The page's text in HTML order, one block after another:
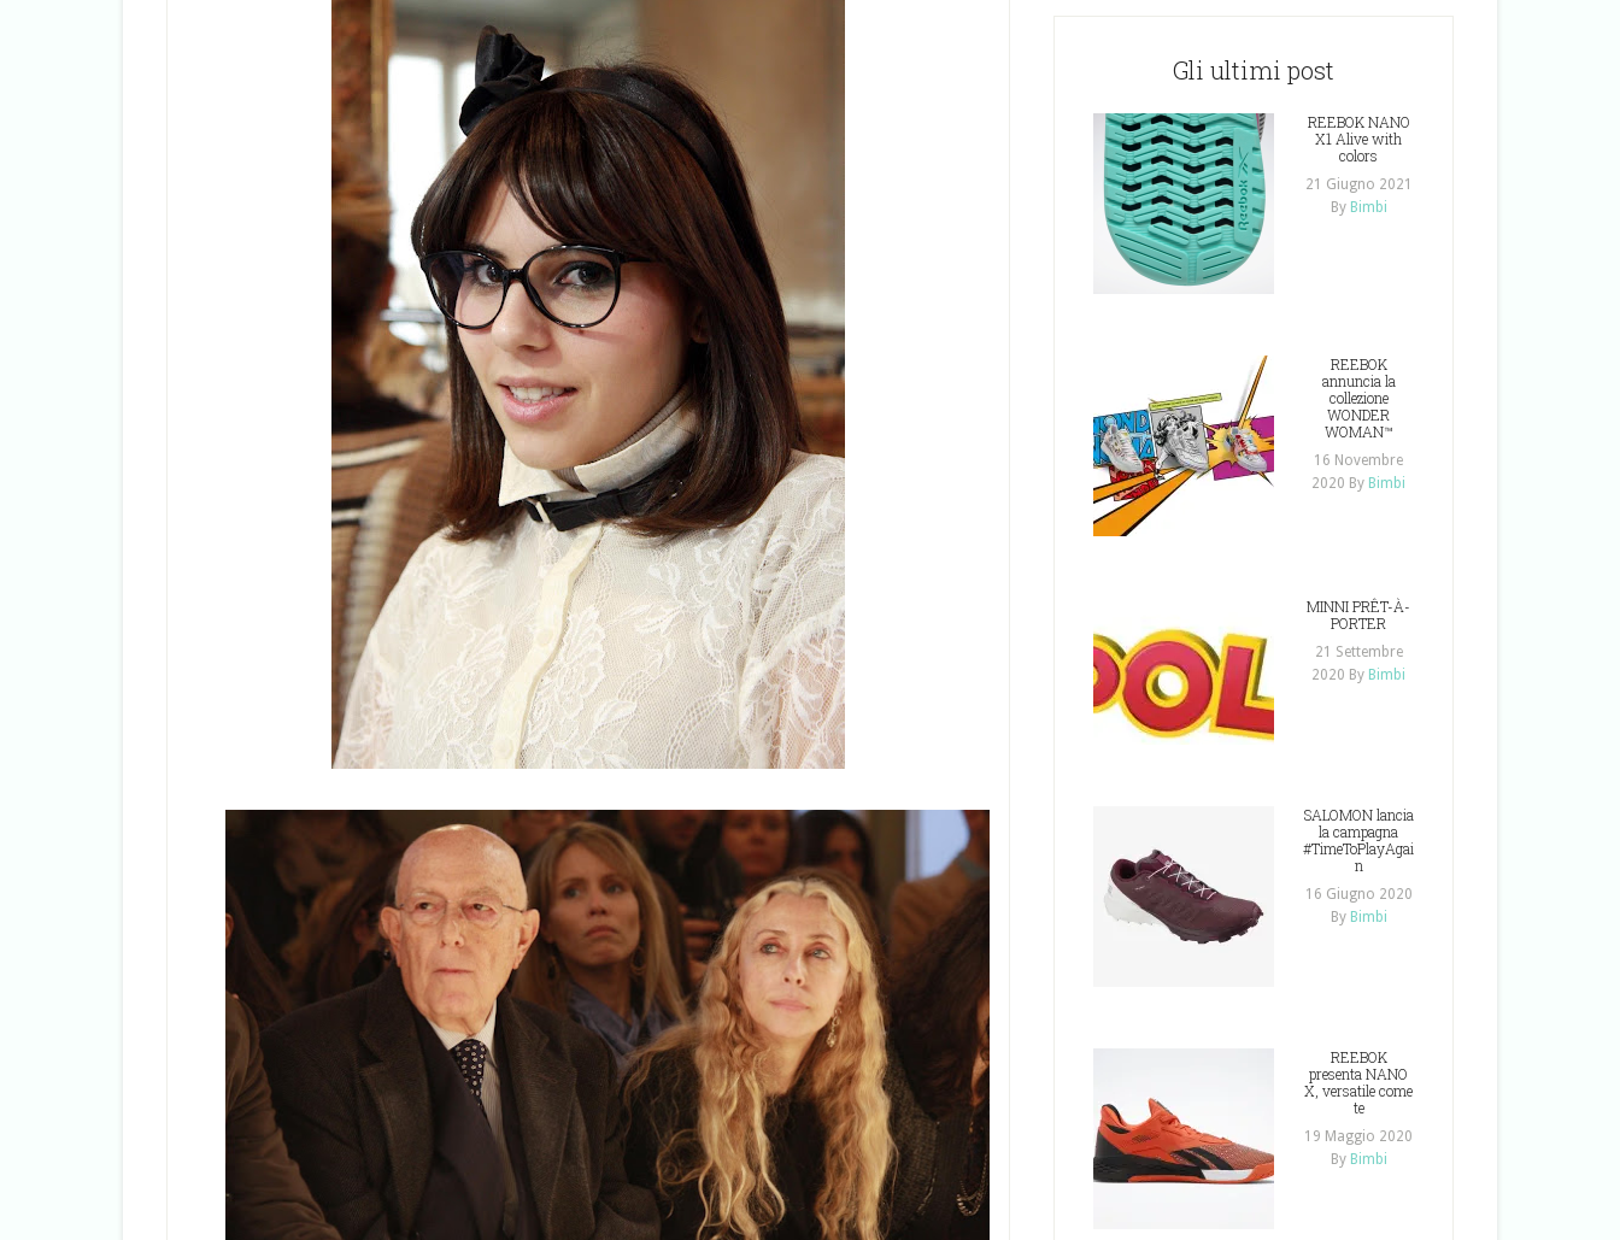
Gli ultimi post
REEBOK NANO
X1 Alive with
colors
21 Giugno 2021
By Bimbi
REEBOK
annuncia la
collezione
WONDER
WOMAN™
16 Novembre
2020 By Bimbi
MINNI PRÊT-À-
PORTER
21 Settembre
2020 By Bimbi
SALOMON lancia
la campagna
#TimeToPlayAgai
n
16 Giugno 2020
By Bimbi
REEBOK
presenta NANO
X, versatile come
te
19 Maggio 2020
By Bimbi